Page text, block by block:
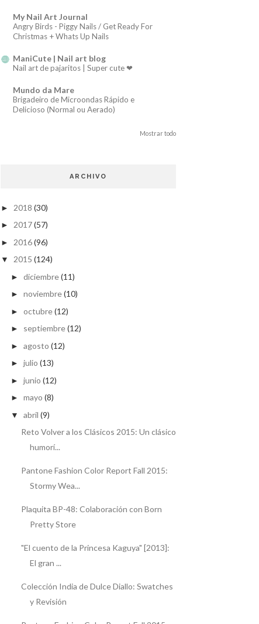
My Nail Art Journal
Angry Birds - Piggy Nails / Get Ready For
Christmas + Whats Up Nails
ManiCute | Nail art blog
Nail art de pajaritos | Super cute ❤
Mundo da Mare
Brigadeiro de Microondas Rápido e
Delicioso (Normal ou Aerado)
Mostrar todo
ARCHIVO
► 2018 (30)
► 2017(57)
► 2016(96)
▼ 2015 (124)
► diciembre(11)
► noviembre(10)
► octubre(12)
► septiembre(12)
► agosto (12)
► julio (13)
► junio (12)
► mayo (8)
▼ abril (9)
Reto Volver a los Clásicos 2015: Un clásico
humorí...
Pantone Fashion Color Report Fall 2015:
Stormy Wea...
Plaquita BP-48: Colaboración con Born
Pretty Store
"El cuento de la Princesa Kaguya" [2013]:
El gran ...
Colección India de Dulce Diallo: Swatches
y Revisión